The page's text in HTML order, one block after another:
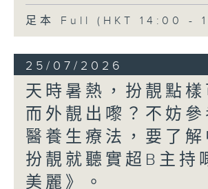
足本 Full (HKT 14:00 -
25/07/2026
天時暑熱，扮靚點樣
而外靚出嚟？不妨參
醫養生療法，要了
扮靚就聽實超B主持
美麗》。